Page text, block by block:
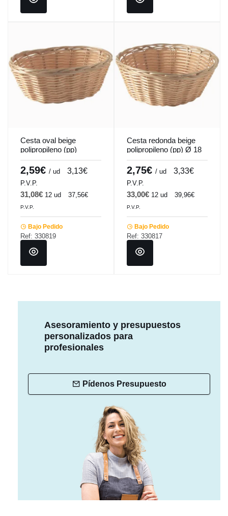
Cesta oval beige
polipropileno (pp)
18,5x13x6,5 cm
Pro.mundi
2,59€ / ud 3,13€
P.V.P.
31,08€ 12 ud 37,56€
P.V.P.
Bajo Pedido
Ref: 330819
Cesta redonda beige
polipropileno (pp) Ø 18
cm 6,5 cm Pro.mundi
2,75€ / ud 3,33€
P.V.P.
33,00€ 12 ud 39,96€
P.V.P.
Bajo Pedido
Ref: 330817
Asesoramiento y presupuestos
personalizados para
profesionales
Pídenos Presupuesto